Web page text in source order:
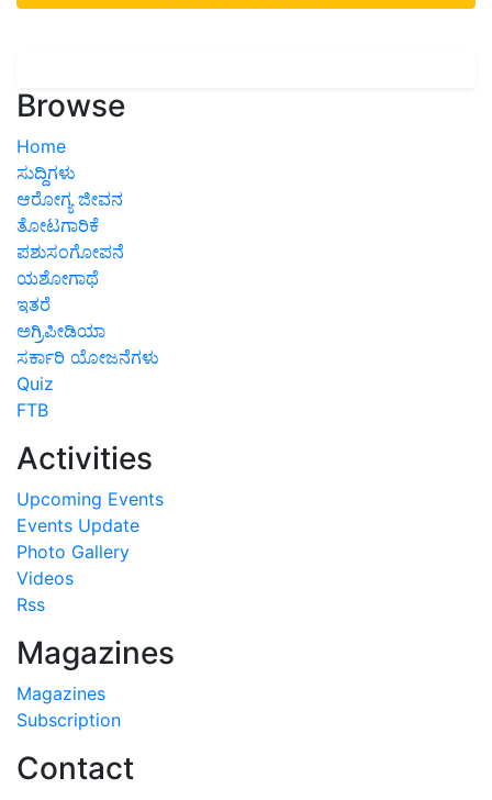
Browse
Home
ಸುದ್ದಿಗಳು
ಆರೋಗ್ಯ ಜೀವನ
ತೋಟಗಾರಿಕೆ
ಪಶುಸಂಗೋಪನೆ
ಯಶೋಗಾಥೆ
ಇತರೆ
ಅಗ್ರಿಪೀಡಿಯಾ
ಸರ್ಕಾರಿ ಯೋಜನೆಗಳು
Quiz
FTB
Activities
Upcoming Events
Events Update
Photo Gallery
Videos
Rss
Magazines
Magazines
Subscription
Contact